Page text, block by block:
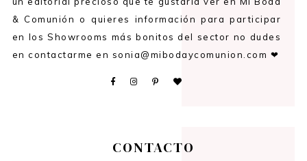
& Comunión o quieres información para participar
en los Showrooms más bonitos del sector no dudes
en contactarme en sonia@mibodaycomunion.com ❤
CONTACTO